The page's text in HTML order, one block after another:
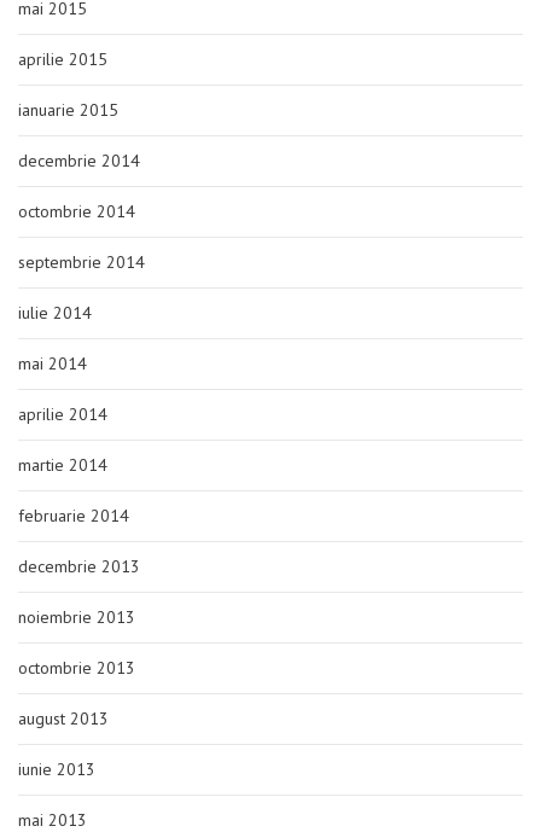
mai 2015
aprilie 2015
ianuarie 2015
decembrie 2014
octombrie 2014
septembrie 2014
iulie 2014
mai 2014
aprilie 2014
martie 2014
februarie 2014
decembrie 2013
noiembrie 2013
octombrie 2013
august 2013
iunie 2013
mai 2013